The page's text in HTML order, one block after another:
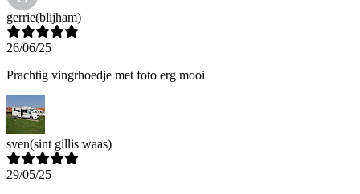
gerrie(blijham)
26/06/25
Prachtig vingrhoedje met foto erg mooi
sven(sint gillis waas)
29/05/25